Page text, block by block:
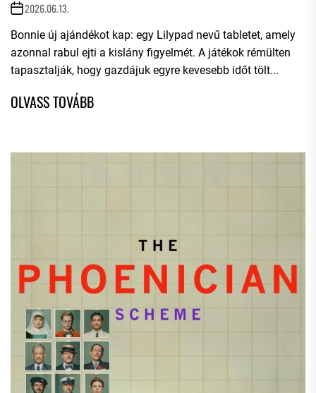
2026.06.13.
Bonnie új ajándékot kap: egy Lilypad nevű tabletet, amely
azonnal rabul ejti a kislány figyelmét. A játékok rémülten
tapasztalják, hogy gazdájuk egyre kevesebb időt tölt...